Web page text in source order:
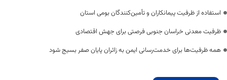
استفاده از ظرفیت پیمانکاران و تأمین‌کنندگان بومی استان
ظرفیت معدنی خراسان جنوبی فرصتی برای جهش اقتصادی
همه ظرفیت‌ها برای خدمت‌رسانی ایمن به زائران پایان صفر بسیج شود